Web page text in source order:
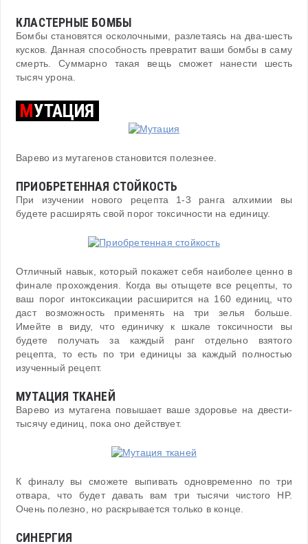
КЛАСТЕРНЫЕ БОМБЫ
Бомбы становятся осколочными, разлетаясь на два-шесть
кусков. Данная способность превратит ваши бомбы в саму
смерть. Суммарно такая вещь сможет нанести шесть
тысяч урона.
МУТАЦИЯ
Варево из мутагенов становится полезнее.
ПРИОБРЕТЕННАЯ СТОЙКОСТЬ
При изучении нового рецепта 1-3 ранга алхимии вы
будете расширять свой порог токсичности на единицу.
Отличный навык, который покажет себя наиболее ценно в
финале прохождения. Когда вы отыщете все рецепты, то
ваш порог интоксикации расширится на 160 единиц, что
даст возможность применять на три зелья больше.
Имейте в виду, что единичку к шкале токсичности вы
будете получать за каждый ранг отдельно взятого
рецепта, то есть по три единицы за каждый полностью
изученный рецепт.
МУТАЦИЯ ТКАНЕЙ
Варево из мутагена повышает ваше здоровье на двести-
тысячу единиц, пока оно действует.
К финалу вы сможете выпивать одновременно по три
отвара, что будет давать вам три тысячи чистого HP.
Очень полезно, но раскрывается только в конце.
СИНЕРГИЯ